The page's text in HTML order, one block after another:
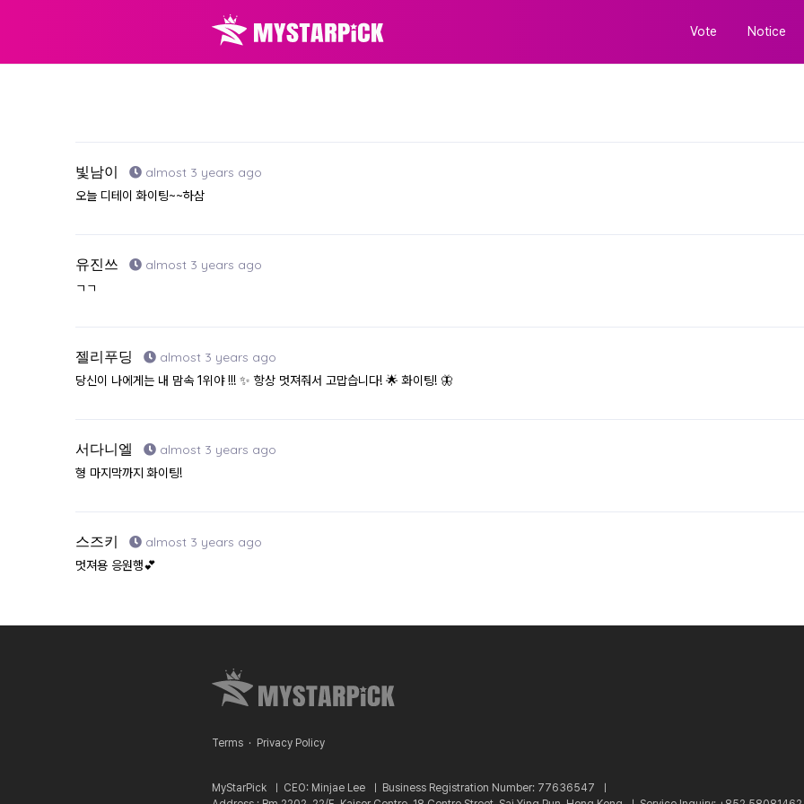
Vote Notice
빛남이 almost 3 years ago
오늘 디테이 화이팅~~하삼
유진쓰 almost 3 years ago
ㄱㄱ
젤리푸딩 almost 3 years ago
당신이 나에게는 내 맘속 1위야 !!! ✨ 항상 멋져줘서 고맙습니다! 🌟 화이팅! 🦋
서다니엘 almost 3 years ago
형 마지막까지 화이팅!
스즈키 almost 3 years ago
멋져용 응원행💕
Terms · Privacy Policy
MyStarPick ㅣ CEO: Minjae Lee ㅣ Business Registration Number: 77636547 ㅣ